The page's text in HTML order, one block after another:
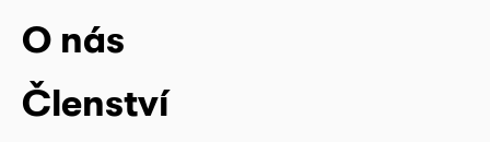
O nás
Členství